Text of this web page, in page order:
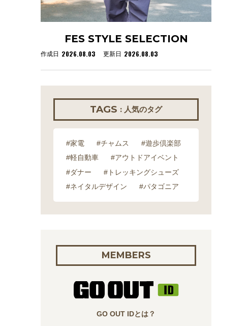
FES STYLE SELECTION
作成日 2026.08.03 更新日 2026.08.03
TAGS : 人気のタグ
#家電 #チャムス
#遊歩倶楽部
#軽自動車
#アウトドアイベント
#ダナー
#トレッキングシューズ
#ネイタルデザイン
#パタゴニア
MEMBERS
GO OUT IDとは？